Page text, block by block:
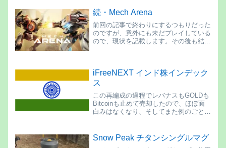
で、やまなびの隅っこではなコレ・きの
コレとして随時追加していきます。
続・Mech Arena
前回の記事で終わりにするつもりだった
のですが、意外にも未だプレイしている
ので、現状を記載します。その後も結構
iFreeNEXT インド株インデック
ス
この再編成の過程でレバナスもGOLDも
Bitcoinも止めて売却したので、ほぼ面
白みはなくなり、そしてまた例のごとく
は勉強したけど、イマイチ使いにく
い・・では新興国関係はどうだ？ そう
Snow Peak チタンシングルマグ